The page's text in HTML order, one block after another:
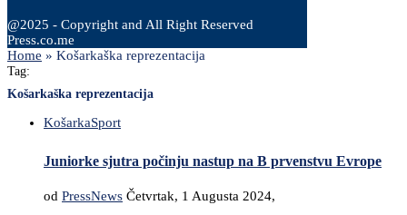
@2025 - Copyright and All Right Reserved
Press.co.me
Home » Košarkaška reprezentacija
Tag:
Košarkaška reprezentacija
KošarkaSport
Juniorke sjutra počinju nastup na B prvenstvu Evrope
od PressNews Četvrtak, 1 Augusta 2024,